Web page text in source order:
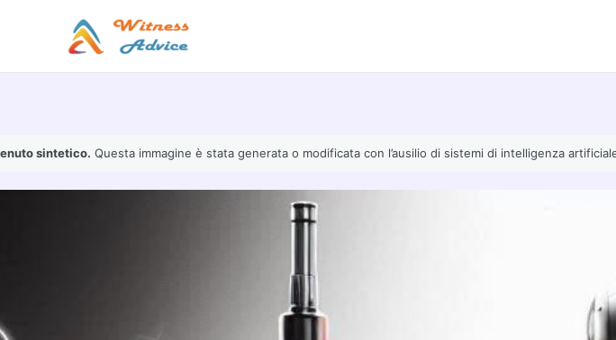
sintetico. Questa immagine è stata generata o modificata con l’ausilio di sistemi di intelligenza